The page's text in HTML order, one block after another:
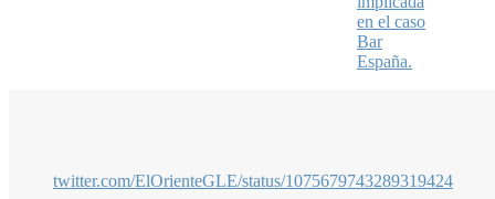
en el caso
Bar
España.
twitter.com/ElOrienteGLE/status/1075679743289319424